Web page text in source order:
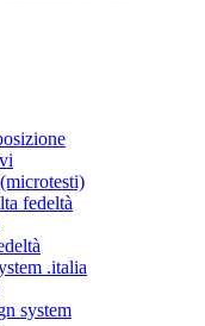
fedeltà
.italia
system